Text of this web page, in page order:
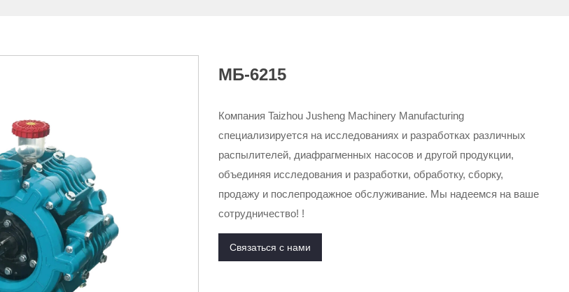
МБ-6215
Компания Taizhou Jusheng Machinery Manufacturing
специализируется на исследованиях и разработках различных
распылителей, диафрагменных насосов и другой продукции,
объединяя исследования и разработки, обработку, сборку,
продажу и послепродажное обслуживание. Мы надеемся на ваше
сотрудничество! !
Связаться с нами